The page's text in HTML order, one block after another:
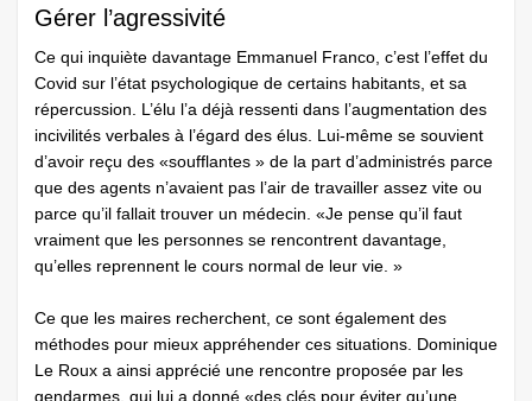
Gérer l’agressivité
Ce qui inquiète davantage Emmanuel Franco, c’est l’effet du
Covid sur l’état psychologique de certains habitants, et sa
répercussion. L’élu l’a déjà ressenti dans l’augmentation des
incivilités verbales à l’égard des élus. Lui-même se souvient
d’avoir reçu des «soufflantes » de la part d’administrés parce
que des agents n’avaient pas l’air de travailler assez vite ou
parce qu’il fallait trouver un médecin. «Je pense qu’il faut
vraiment que les personnes se rencontrent davantage,
qu’elles reprennent le cours normal de leur vie. »
Ce que les maires recherchent, ce sont également des
méthodes pour mieux appréhender ces situations. Dominique
Le Roux a ainsi apprécié une rencontre proposée par les
gendarmes, qui lui a donné «des clés pour éviter qu’une